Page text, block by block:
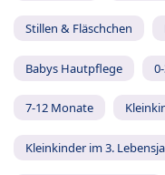
Stillen & Fläschchen
Babys Hautpflege
7-12 Monate
Kleinkinder im 3.